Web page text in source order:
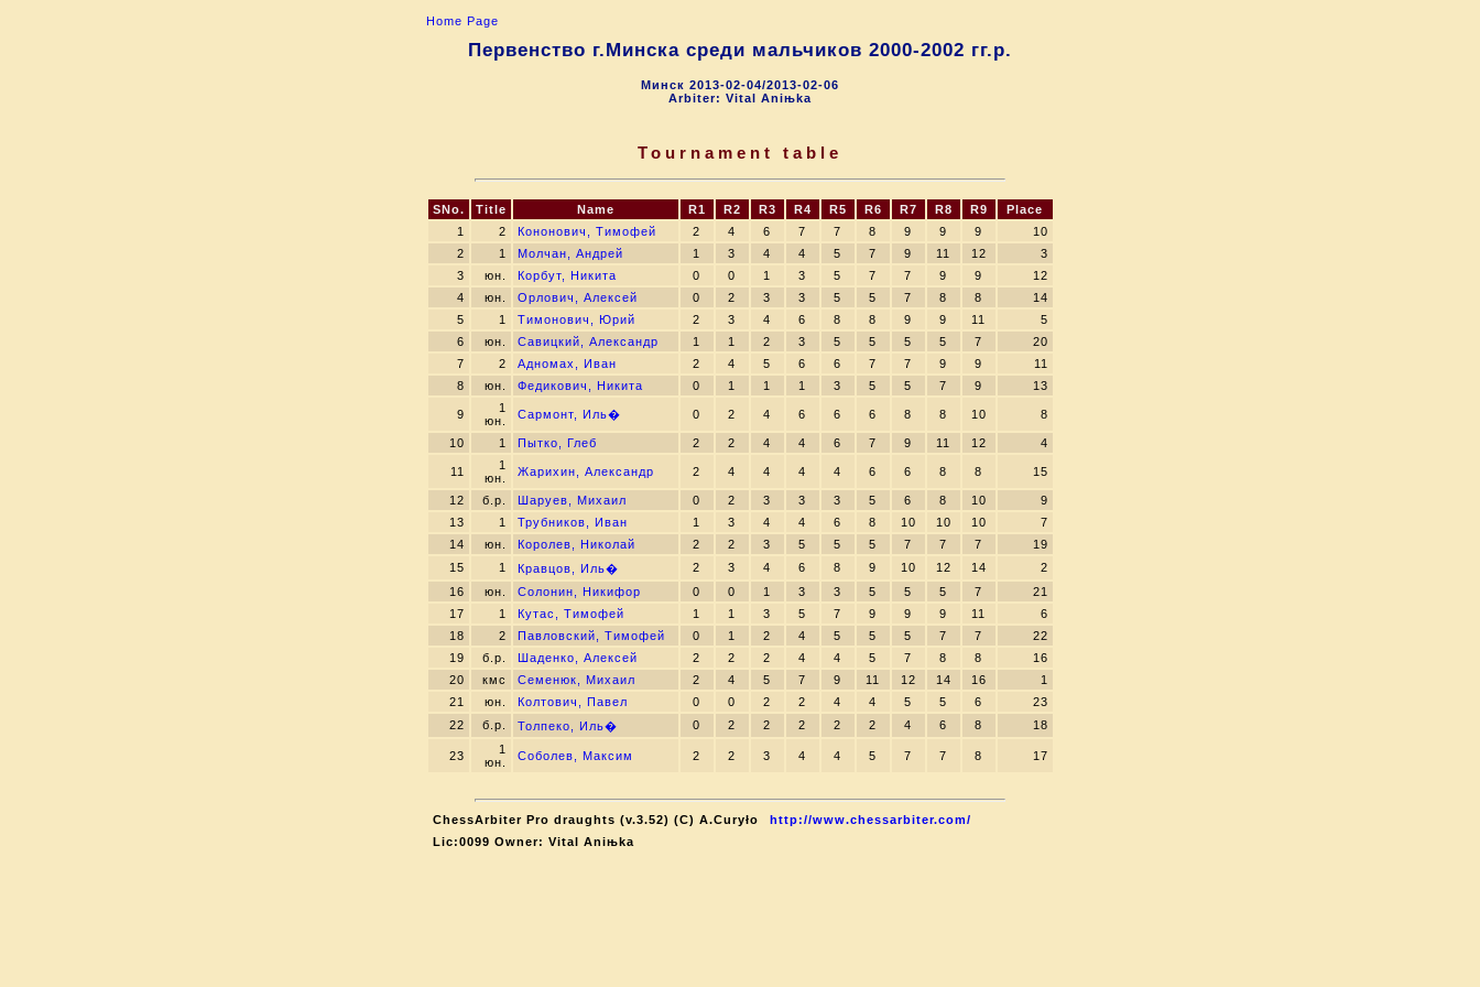
Home Page
Первенство г.Минска среди мальчиков 2000-2002 гг.р.
Минск 2013-02-04/2013-02-06
Arbiter: Vital Aniњka
Tournament table
SNo. Title Name R1 R2 R3 R4 R5 R6 R7 R8 R9
Place
1
2 Кононович, Тимофей 2 4 6 7 7 8 9 9 9
10
2
1 Молчан, Андрей 1 3 4 4 5 7 9 11 12
3
3
юн. Корбут, Никита 0 0 1 3 5 7 7 9 9
12
4
юн. Орлович, Алексей 0 2 3 3 5 5 7 8 8
14
5
1 Тимонович, Юрий 2 3 4 6 8 8 9 9 11
5
6
юн. Савицкий, Александр 1 1 2 3 5 5 5 5 7
20
7
2 Адномах, Иван 2 4 5 6 6 7 7 9 9
11
8
юн. Федикович, Никита 0 1 1 1 3 5 5 7 9 13
9
1
юн.
Сармонт, Иль� 0 2 4 6 6 6 8 8 10 8
10 1 Пытко, Глеб 2 2 4 4 6 7 9 11 12 4
11
1
юн.
Жарихин, Александр 2 4 4 4 4 6 6 8 8 15
12 б.р. Шаруев, Михаил 0 2 3 3 3 5 6 8 10
9
13
1 Трубников, Иван 1 3 4 4 6 8 10 10 10
7
14
юн. Королев, Николай 2 2 3 5 5 5 7 7 7
19
15
1 Кравцов, Иль� 2 3 4 6 8 9 10 12 14
2
16
юн. Солонин, Никифор 0 0 1 3 3 5 5 5 7
21
17
1 Кутас, Тимофей 1 1 3 5 7 9 9 9 11
6
18
2 Павловский, Тимофей 0 1 2 4 5 5 5 7 7
22
19
б.р. Шаденко, Алексей 2 2 2 4 4 5 7 8 8
16
20
кмс Семенюк, Михаил 2 4 5 7 9 11 12 14 16
1
21
юн. Колтович, Павел 0 0 2 2 4 4 5 5 6
23
22
б.р. Толпеко, Иль� 0 2 2 2 2 2 4 6 8 18
23
1
юн.
Соболев, Максим 2 2 3 4 4 5 7 7 8 17
ChessArbiter Pro draughts (v.3.52) (C) A.Curyło
http://www.chessarbiter.com/
Lic:0099 Owner: Vital Aniњka